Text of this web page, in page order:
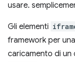
usare.
Gli elementi
framework per
caricamento di un